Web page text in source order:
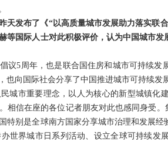
天发布了《“以高质量城市发展助力落实联
等国际人士对此积极评价，认为中国城市
议5周年，也是联合国住房和城市可持续
向国际社会分享了中国推进城市可持续发
城市重要理念，以人为核心的新型城镇化
相信在座的各位记者朋友对此也感同身受
特别是全球南方国家分享城市治理和发展
世界城市日系列活动、设立全球可持续发